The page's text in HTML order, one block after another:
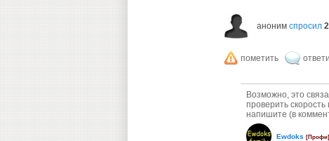
аноним спросил
Возможно, это
проверить
напишите (в
Ewdoks [Профи]